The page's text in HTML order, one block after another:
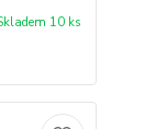
10 ks